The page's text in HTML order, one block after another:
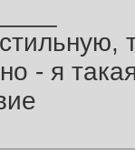
- я